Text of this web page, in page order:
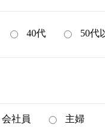
40代 50代
会社員 主婦